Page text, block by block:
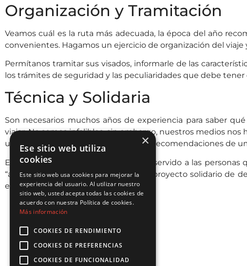
Organización y Tramitación
Veamos cuál es la ruta más adecuada, la época del año
convenientes. Hagamos un ejercicio de organización del
Permítanos tramitar sus visados, informarle de las
los trámites de seguridad y las peculiaridades que debe tener
Técnica y Solidaria
Son necesarios muchos años de experiencia para saber
viajar. No somos infalibles, sin embargo, nuestros medios
una opinión sobre las características y recomendaciones de
En más de una ocasión, viajar nos ha servido a las
“algo más” por ello trabajamos en un proyecto solidario de
empresa Family Morocco Tour SARL.
×
Ese sitio web utiliza
cookies
Este sitio web usa cookies para mejorar la
experiencia del usuario. Al utilizar nuestro
sitio web, usted acepta todas las cookies de
acuerdo con nuestra Política de cookies.
Más información
COOKIES DE RENDIMIENTO
COOKIES DE PREFERENCIAS
COOKIES DE FUNCIONALIDAD